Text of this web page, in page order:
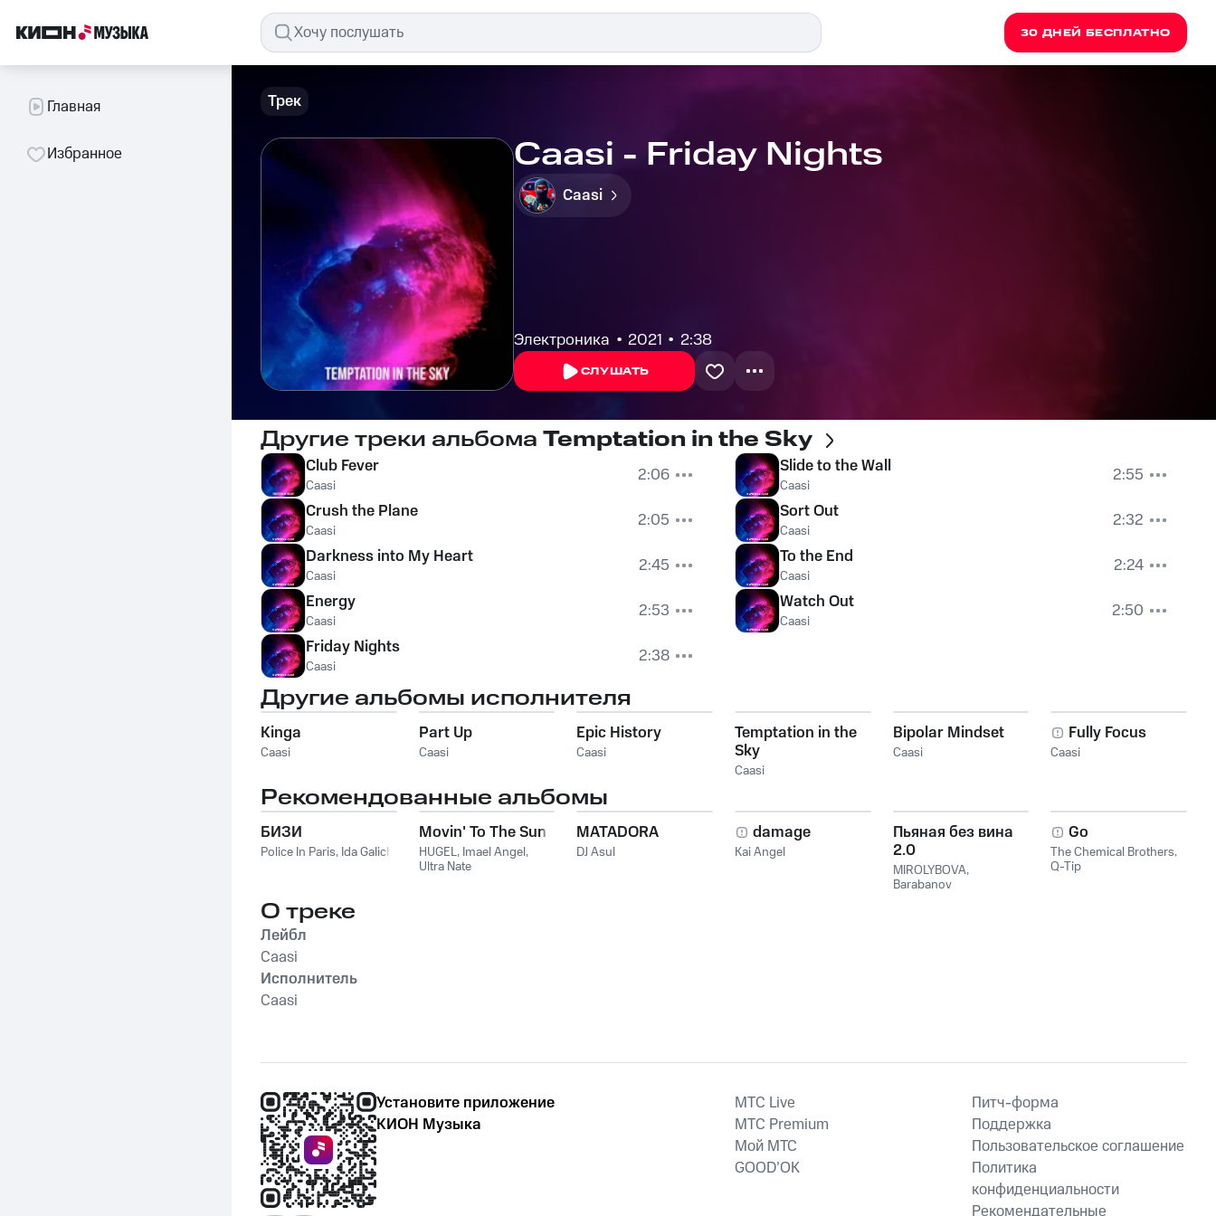
30 ДНЕЙ БЕСПЛАТНО
Главная
Избранное
Трек
Caasi - Friday Nights
Caasi
Электроника 2021 2:38
СЛУШАТЬ
Другие треки альбома Temptation in the Sky
Club Fever
Caasi
2:06
Crush the Plane
Caasi
2:05
Darkness into My Heart
Caasi
2:45
Energy
Caasi
2:53
Friday Nights
Caasi 2:38
Slide to the Wall
Caasi
2:55
Sort Out
Caasi
2:32
To the End
Caasi
2:24
Watch Out
Caasi 2:50
Другие альбомы исполнителя
Kinga
Caasi
Part Up
Caasi
Epic History
Caasi
Temptation in the
Sky
Caasi
Bipolar Mindset
Caasi
Fully Focus
Caasi
Рекомендованные альбомы
БИЗИ
Police In Paris, Ida Galich
Movin' To The Sun
HUGEL, Imael Angel,
Ultra Nate
MATADORA
DJ Asul
damage
Kai Angel
Пьяная без вина
2.0
MIROLYBOVA,
Barabanov
Go
The Chemical Brothers,
Q-Tip
О треке
Лейбл
Caasi
Исполнитель
Caasi
Установите приложение
КИОН Музыка
MTС Live
MTС Premium
Мой МТС
GOOD’OK
Питч-форма
Поддержка
Пользовательское соглашение
Политика
конфиденциальности
Рекомендательные